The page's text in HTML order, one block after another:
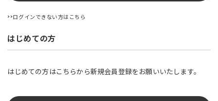
>>ログインできない方はこちら
はじめての方
はじめての方はこちらから新規会員登録をお願いいたします。